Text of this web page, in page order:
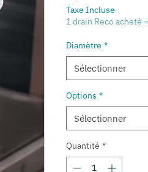
Taxe Incluse
1 drain Reco acheté
Diamètre *
Sélectionner
Options *
Sélectionner
Quantité *